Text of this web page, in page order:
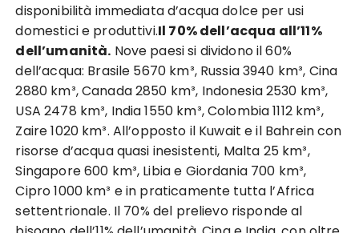
disponibilità immediata d’acqua dolce per usi
domestici e produttivi.Il 70% dell’acqua all’11%
dell’umanità. Nove paesi si dividono il 60%
dell’acqua: Brasile 5670 km³, Russia 3940 km³, Cina
2880 km³, Canada 2850 km³, Indonesia 2530 km³,
USA 2478 km³, India 1550 km³, Colombia 1112 km³,
Zaire 1020 km³. All’opposto il Kuwait e il Bahrein con
risorse d’acqua quasi inesistenti, Malta 25 km³,
Singapore 600 km³, Libia e Giordania 700 km³,
Cipro 1000 km³ e in praticamente tutta l’Africa
settentrionale. Il 70% del prelievo risponde al